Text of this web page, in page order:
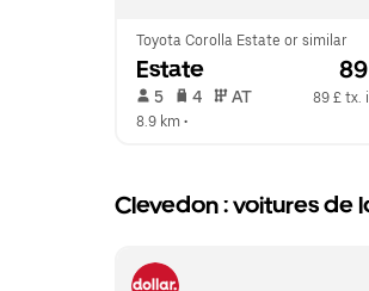
Toyota Corolla Estate or similar
Estate 89
5 4 AT
89 £ tx.
8.9 km •
Clevedon : voitures